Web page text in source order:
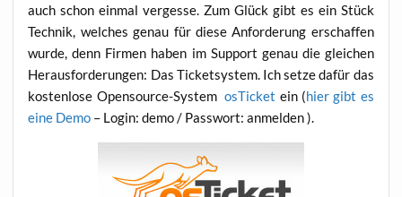
auch schon ein­mal ver­ges­se. Zum Glück gibt es ein Stück
Tech­nik, wel­ches genau für die­se Anfor­de­rung erschaf­fen
wur­de, denn Fir­men haben im Sup­port genau die glei­chen
Her­aus­for­de­run­gen: Das Ticket­sys­tem. Ich set­ze dafür das
kos­ten­lo­se Open­so­ur­ce-Sys­temosTi­cket ein (hier gibt es
eine Demo – Log­in: demo / Pass­wort: anmelden ).